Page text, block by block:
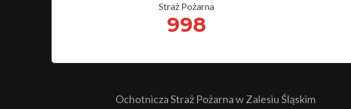
Straż Pożarna
998
Ochotnicza Straż Pożarna w Zalesiu Śląskim